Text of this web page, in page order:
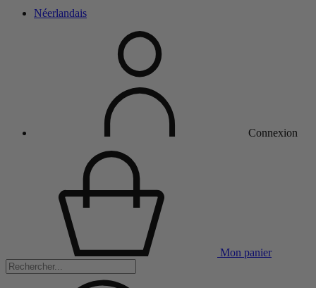
Néerlandais
Connexion
Mon panier